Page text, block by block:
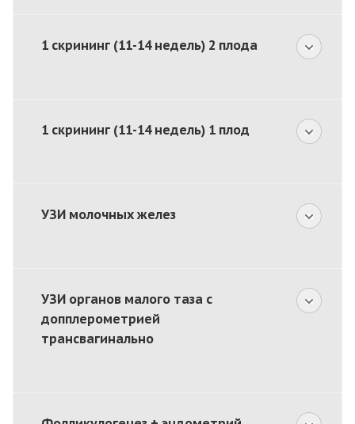
1 скрининг (11-14 недель) 2 плода
1 скрининг (11-14 недель) 1 плод
УЗИ молочных желез
УЗИ органов малого таза с
допплерометрией
трансвагинально